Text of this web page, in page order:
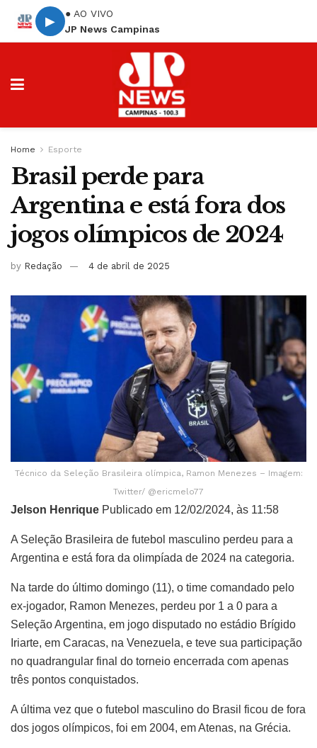
▶
● AO VIVO
JP News Campinas
Home Esporte
Brasil perde para
Argentina e está fora dos
jogos olímpicos de 2024
by Redação 4 de abril de 2025
Técnico da Seleção Brasileira olímpica, Ramon Menezes – Imagem:
Twitter/ @ericmelo77
Jelson Henrique Publicado em 12/02/2024, às 11:58
A Seleção Brasileira de futebol masculino perdeu para a
Argentina e está fora da olimpíada de 2024 na categoria.
Na tarde do último domingo (11), o time comandado pelo
ex-jogador, Ramon Menezes, perdeu por 1 a 0 para a
Seleção Argentina, em jogo disputado no estádio Brígido
Iriarte, em Caracas, na Venezuela, e teve sua participação
no quadrangular final do torneio encerrada com apenas
três pontos conquistados.
A última vez que o futebol masculino do Brasil ficou de fora
dos jogos olímpicos, foi em 2004, em Atenas, na Grécia.